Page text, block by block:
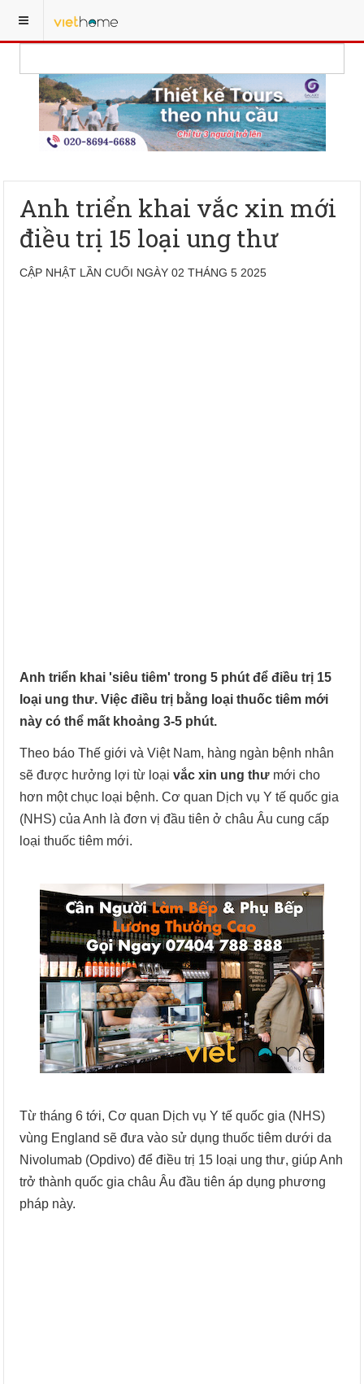
Anh triển khai vắc xin mới
điều trị 15 loại ung thư
CẬP NHẬT LẦN CUỐI NGÀY 02 THÁNG 5 2025
Anh triển khai 'siêu tiêm' trong 5 phút để điều trị 15
loại ung thư. Việc điều trị bằng loại thuốc tiêm mới
này có thể mất khoảng 3-5 phút.
Theo báo Thế giới và Việt Nam, hàng ngàn bệnh nhân
sẽ được hưởng lợi từ loạivắc xin ung thư mới cho
hơn một chục loại bệnh. Cơ quan Dịch vụ Y tế quốc gia
(NHS) của Anh là đơn vị đầu tiên ở châu Âu cung cấp
loại thuốc tiêm mới.
Từ tháng 6 tới, Cơ quan Dịch vụ Y tế quốc gia (NHS)
vùng England sẽ đưa vào sử dụng thuốc tiêm dưới da
Nivolumab (Opdivo) để điều trị 15 loại ung thư, giúp Anh
trở thành quốc gia châu Âu đầu tiên áp dụng phương
pháp này.